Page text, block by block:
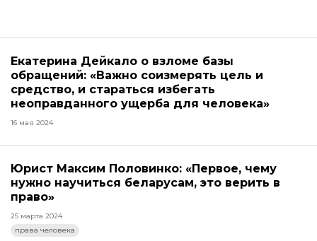
Екатерина Дейкало о взломе базы
обращений: «Важно соизмерять цель и
средство, и стараться избегать
неоправданного ущерба для человека»
16 мая 2024
Юрист Максим Половинко: «Первое, чему
нужно научиться беларусам, это верить в
право»
25 марта 2024
права человека